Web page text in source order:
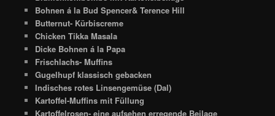
Bohnen á la Bud Spencer& Terence Hill
Butternut- Kürbiscreme
Chicken Tikka Masala
Dicke Bohnen á la Papa
Frischlachs- Muffins
Gugelhupf klassisch gebacken
Indisches rotes Linsengemüse (Dal)
Kartoffel-Muffins mit Füllung
Kartoffelrosen- eine aufsehen erregende Beilage